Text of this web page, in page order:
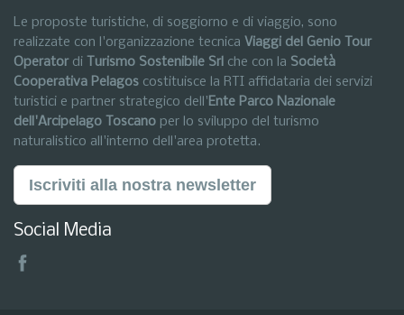
Le proposte turistiche, di soggiorno e di viaggio, sono
realizzate con l'organizzazione tecnica Viaggi del Genio Tour
Operatordi Turismo Sostenibile Srl che con la Società
Cooperativa Pelagos costituisce la RTI affidataria dei servizi
turistici e partner strategico dell'Ente Parco Nazionale
dell'Arcipelago Toscano per lo sviluppo del turismo
naturalistico all'interno dell'area protetta.
Iscriviti alla nostra newsletter
Social Media